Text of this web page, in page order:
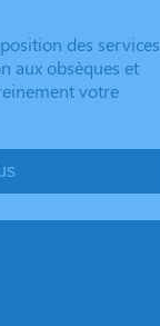
des services
aux obsèques et
votre